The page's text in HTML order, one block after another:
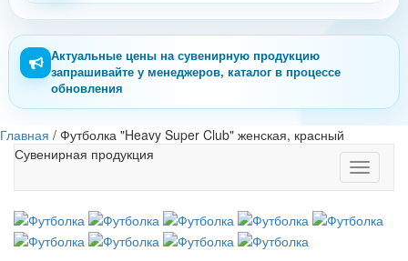
Актуальные цены на сувенирную продукцию
запрашивайте у менеджеров, каталог в процессе
обновления
Главная / Футболка "Heavy Super Club" женская, красный
Toggle
Сувенирная продукция